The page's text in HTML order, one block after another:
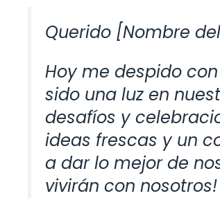
Querido [Nombre
Hoy me despido
sido una luz en
desafíos y
ideas frescas y un
a dar lo mejor de
vivirán con nosotros!